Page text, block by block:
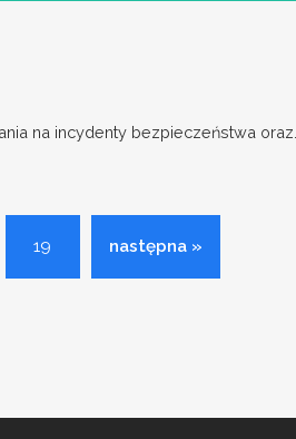
na incydenty bezpieczeństwa oraz...
19 następna »